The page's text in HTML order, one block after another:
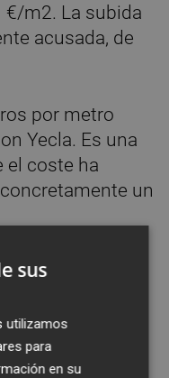
€/m2. La subida
acusada, de
por metro
Yecla. Es una
el coste ha
un
del Valle de
sitúa en 613
el precio se
sus
utilizamos
para
en su